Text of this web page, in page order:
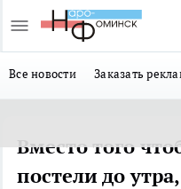
Все новости Заказать
Вместо того
постели до